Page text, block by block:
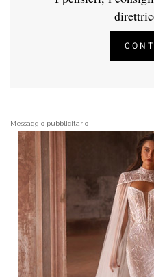
Messaggio pubblicitario